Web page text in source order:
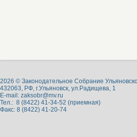
2026 © Законодательное Собрание
432063, РФ, г.Ульяновск, ул.Радищева, 1
E-mail: zaksobr@mv.ru
Тел.: 8 (8422) 41-34-52 (приемная)
Факс: 8 (8422) 41-20-74